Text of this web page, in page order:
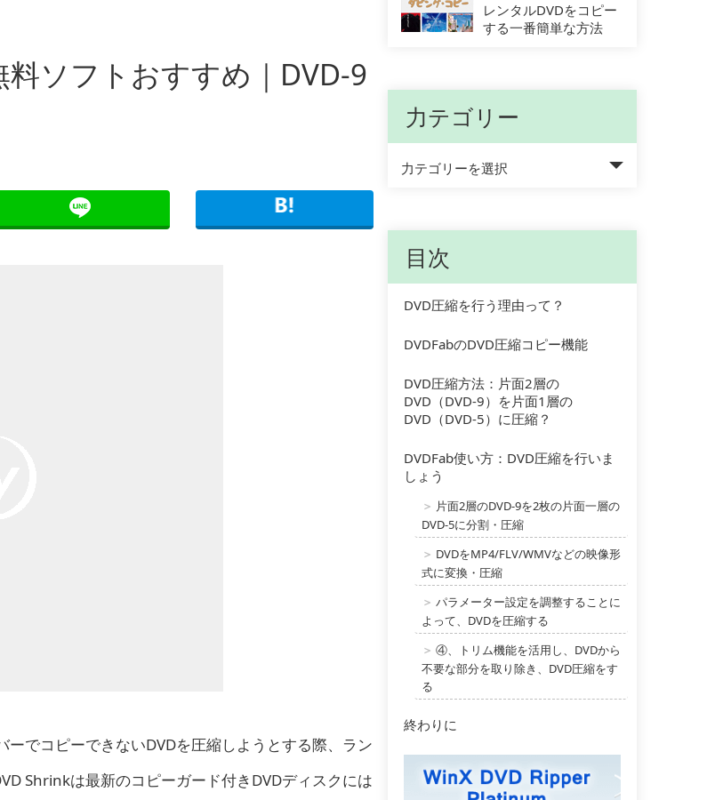
ソフトおすすめ｜DVD-9
でコピーできないDVDを圧縮しようとする際、ラン
Shrinkは最新のコピーガード付きDVDディスクには
レンタルDVDをコピー
する一番簡単な方法
力テゴリー
力テゴリーを選択
目次
DVD圧縮を行う理由って？
DVDFabのDVD圧縮コピー機能
DVD圧縮方法：片面2層の
DVD（DVD-9）を片面1層の
DVD（DVD-5）に圧縮？
DVDFab使い方：DVD圧縮を行いま
しょう
＞ 片面2層のDVD-9を2枚の片面一層の
DVD-5に分割・圧縮
＞ DVDをMP4/FLV/WMVなどの映像形
式に変換・圧縮
＞ パラメーター設定を調整することに
よって、DVDを圧縮する
＞ ④、トリム機能を活用し、DVDから
不要な部分を取り除き、DVD圧縮をす
る
終わりに